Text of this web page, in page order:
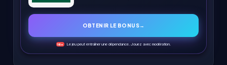
OBTENIR LE BONUS→
18+ Le jeu peut entraîner une dépendance. Jouez avec modération.